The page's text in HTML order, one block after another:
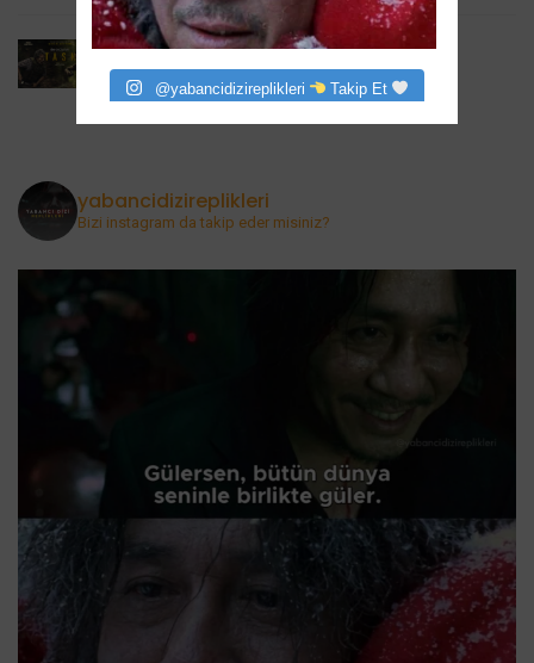
Task 2. Sezona Yenilendi: Mark Ruffalo
HBO’nun Suç Dramanına Geri Dönüyor
yabancidizireplikleri
Bizi instagram da takip eder misiniz?
@yabancidizireplikleri Takip Et